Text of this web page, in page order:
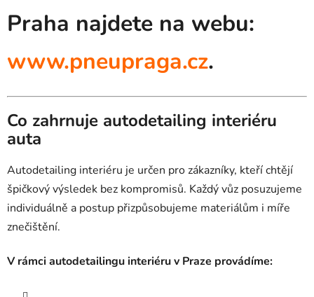
Praha najdete na webu:
www.pneupraga.cz.
Co zahrnuje autodetailing interiéru
auta
Autodetailing interiéru je určen pro zákazníky, kteří chtějí
špičkový výsledek bez kompromisů. Každý vůz posuzujeme
individuálně a postup přizpůsobujeme materiálům i míře
znečištění.
V rámci autodetailingu interiéru v Praze provádíme: